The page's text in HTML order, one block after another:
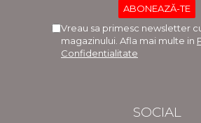
Vreau sa primesc newsletter
magazinului. Afla mai multe in
Confidentialitate
SOCIAL